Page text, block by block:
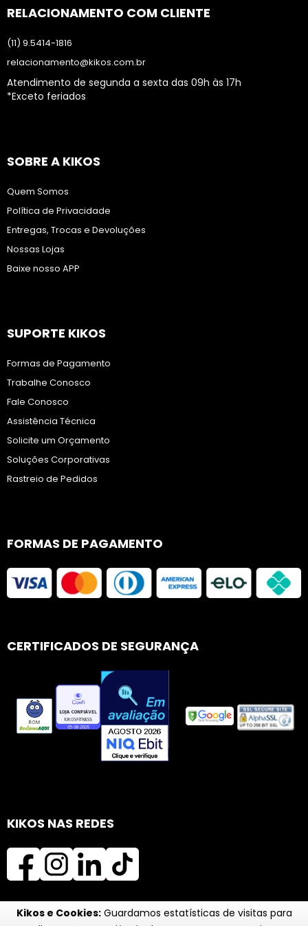
Kikos e Cookies:Guardamos estatísticas de visitas para
RELACIONAMENTO COM CLIENTE
(11) 9.5414-1816
relacionamento@kikos.com.br
Atendimento de segunda a sexta das 09h às 17h
*Exceto feriados
SOBRE A KIKOS
Quem Somos
Política de Privacidade
Entregas, Trocas e Devoluções
Nossas Lojas
Baixe nosso APP
SUPORTE KIKOS
Formas de Pagamento
Trabalhe Conosco
Fale Conosco
Assistência Técnica
Solicite um Orçamento
Soluções Corporativas
Rastreio de Pedidos
FORMAS DE PAGAMENTO
CERTIFICADOS DE SEGURANÇA
KIKOS NAS REDES